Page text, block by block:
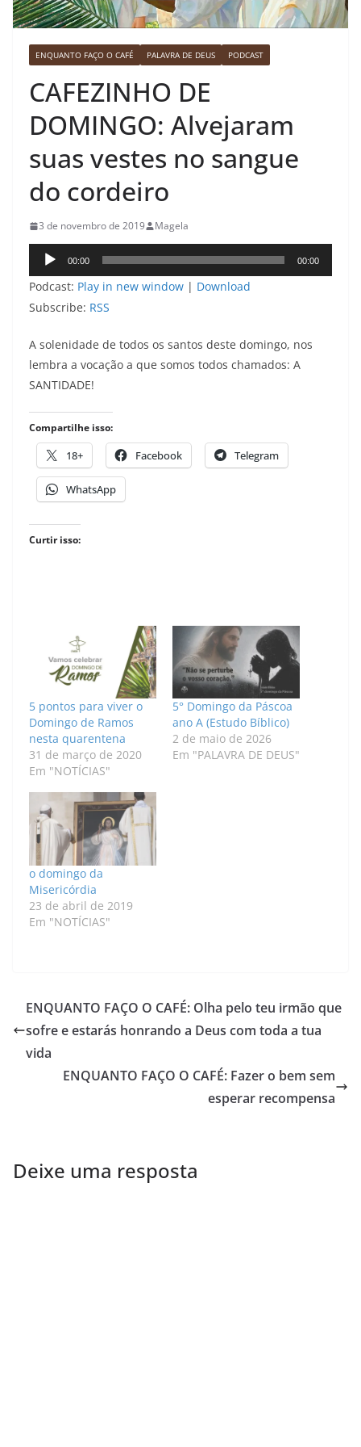
ENQUANTO FAÇO O CAFÉ PALAVRA DE DEUS PODCAST
CAFEZINHO DE
DOMINGO: Alvejaram
suas vestes no sangue
do cordeiro
3 de novembro de 2019 Magela
Tocador
de
áudio
00:00 00:00
Podcast: Play in new window | Download
Subscribe: RSS
A solenidade de todos os santos deste domingo, nos
lembra a vocação a que somos todos chamados: A
SANTIDADE!
Compartilhe isso:
18+ Facebook Telegram
WhatsApp
Curtir isso:
5 pontos para viver o
Domingo de Ramos
nesta quarentena
31 de março de 2020
Em "NOTÍCIAS"
5° Domingo da Páscoa
ano A (Estudo Bíblico)
2 de maio de 2026
Em "PALAVRA DE DEUS"
o domingo da
Misericórdia
23 de abril de 2019
Em "NOTÍCIAS"
ENQUANTO FAÇO O CAFÉ: Olha pelo teu irmão que
sofre e estarás honrando a Deus com toda a tua
vida
ENQUANTO FAÇO O CAFÉ: Fazer o bem sem
esperar recompensa
Deixe uma resposta